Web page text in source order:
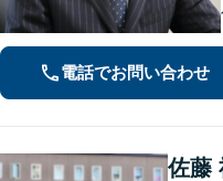
電話でお問い合わせ
佐藤